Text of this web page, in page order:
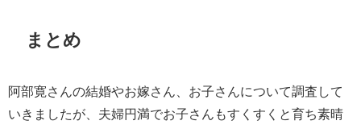
まとめ
阿部寛さんの結婚やお嫁さん、お子さんについて調査して
いきましたが、夫婦円満でお子さんもすくすくと育ち素晴